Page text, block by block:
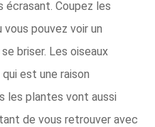
écrasant. Coupez les
pouvez voir un
briser. Les oiseaux
est une raison
les plantes vont aussi
de vous retrouver avec